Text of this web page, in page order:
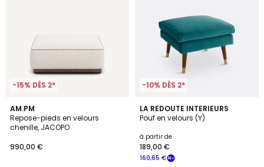
-15% DÈS 2*
AM.PM
Repose-pieds en velours
chenille, JACOPO
990,00 €
8
Couleurs
-10% DÈS 2*
LA REDOUTE INTERIEURS
Pouf en velours (Y)
à partir de
160,65 €
189,00 €
4,8
/ 5
6
Couleurs